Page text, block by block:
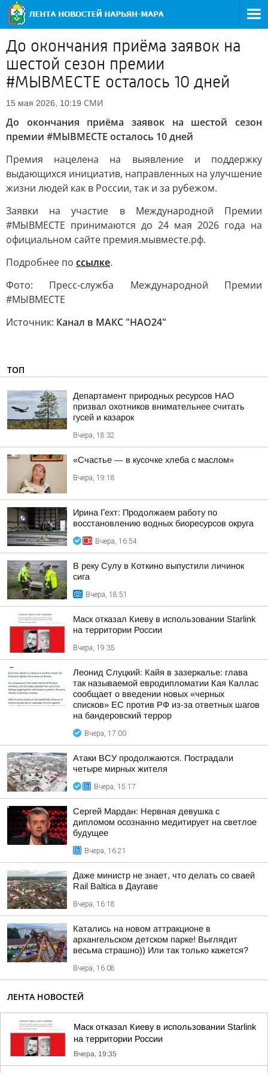
До окончания приёма заявок на
шестой сезон премии
#МЫВМЕСТЕ осталось 10 дней
15 мая 2026, 10:19 СМИ
До окончания приёма заявок на шестой сезон
премии #МЫВМЕСТЕ осталось 10 дней
Премия нацелена на выявление и поддержку
выдающихся инициатив, направленных на улучшение
жизни людей как в России, так и за рубежом.
Заявки на участие в Международной Премии
#МЫВМЕСТЕ принимаются до 24 мая 2026 года на
официальном сайте премия.мывместе.рф.
Подробнее по ссылке.
Фото: Пресс-служба Международной Премии
#МЫВМЕСТЕ
Источник: Канал в МАКС "НАО24"
ТОП
Департамент природных ресурсов НАО
призвал охотников внимательнее считать
гусей и казарок
Вчера, 18:32
«Счастье — в кусочке хлеба с маслом»
Вчера, 19:18
Ирина Гехт: Продолжаем работу по
восстановлению водных биоресурсов округа
Вчера, 16:54
В реку Сулу в Коткино выпустили личинок
сига
Вчера, 18:51
Маск отказал Киеву в использовании Starlink
на территории России
Вчера, 19:35
Леонид Слуцкий: Кайя в зазеркалье: глава
так называемой евродипломатии Кая Каллас
сообщает о введении новых «черных
списков» ЕС против РФ из-за ответных шагов
на бандеровский террор
Вчера, 17:00
Атаки ВСУ продолжаются. Пострадали
четыре мирных жителя
Вчера, 15:17
Сергей Мардан: Нервная девушка с
дипломом осознанно медитирует на светлое
будущее
Вчера, 16:21
Даже министр не знает, что делать со сваей
Rail Baltica в Даугаве
Вчера, 16:18
Катались на новом аттракционе в
архангельском детском парке! Выглядит
весьма страшно)) Или так только кажется?
Вчера, 16:08
ЛЕНТА НОВОСТЕЙ
Маск отказал Киеву в использовании Starlink
на территории России
Вчера, 19:35